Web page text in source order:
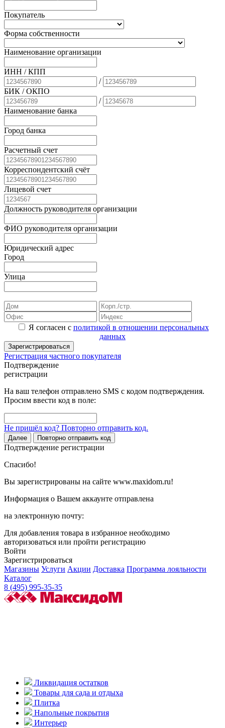
Покупатель
Форма собственности
Наименование организации
ИНН / КПП
/
БИК / ОКПО
/
Наименование банка
Город банка
Расчетный счет
Корреспондентский счёт
Лицевой счет
Должность руководителя организации
ФИО руководителя организации
Юридический адрес
Город
Улица
Я согласен с политикой в отношении персональных
данных
Зарегистрироваться
Регистрация частного покупателя
Подтверждение
регистрации
На ваш телефон отправлено SMS с кодом подтверждения.
Просим ввести код в поле:
Не пришёл код? Повторно отправить код.
Далее Повторно отправить код
Подтверждение регистрации
Спасибо!
Вы зарегистрированы на сайте www.maxidom.ru!
Информация о Вашем аккаунте отправлена
на электронную почту:
Для добавления товара в избранное необходимо
авторизоваться или пройти регистрацию
Войти
Зарегистрироваться
Магазины Услуги Акции Доставка Программа лояльности
Каталог
8 (495) 995-35-35
Ликвидация остатков
Товары для сада и отдыха
Плитка
Напольные покрытия
Интерьер